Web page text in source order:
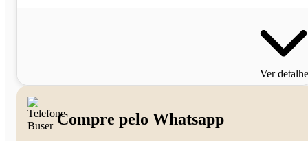
Ver
Compre pelo Whatsapp